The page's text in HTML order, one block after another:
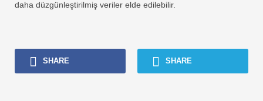
daha düzgünleştirilmiş veriler elde edilebilir.
SHARE SHARE